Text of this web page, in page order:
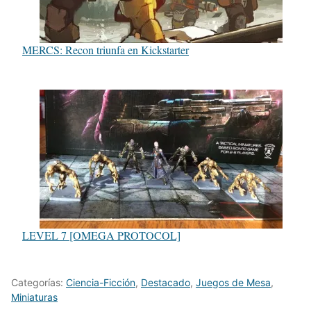
MERCS: Recon triunfa en Kickstarter
LEVEL 7 [OMEGA PROTOCOL]
Categorías: Ciencia-Ficción, Destacado, Juegos de Mesa,
Miniaturas